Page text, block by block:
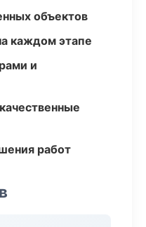
объектов
каждом этапе
и
работ